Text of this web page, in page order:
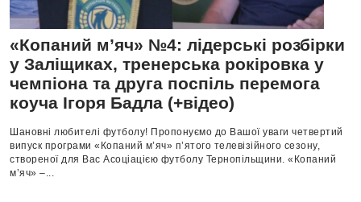
«Копаний м’яч» №4: лідерські розбірки
у Заліщиках, тренерська рокіровка у
чемпіона та друга поспіль перемога
коуча Ігоря Бадла (+відео)
Шановні любителі футболу! Пропонуємо до Вашої уваги четвертий
випуск програми «Копаний м’яч» п’ятого телевізійного сезону,
створеної для Вас Асоціацією футболу Тернопільщини. «Копаний
м’яч» –...